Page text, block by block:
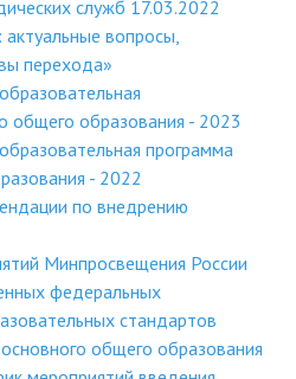
служб 17.03.2022
вопросы,
перехода»
общего образования - 2023
программа
- 2022
по внедрению
Минпросвещения России
федеральных
стандартов
общего образования